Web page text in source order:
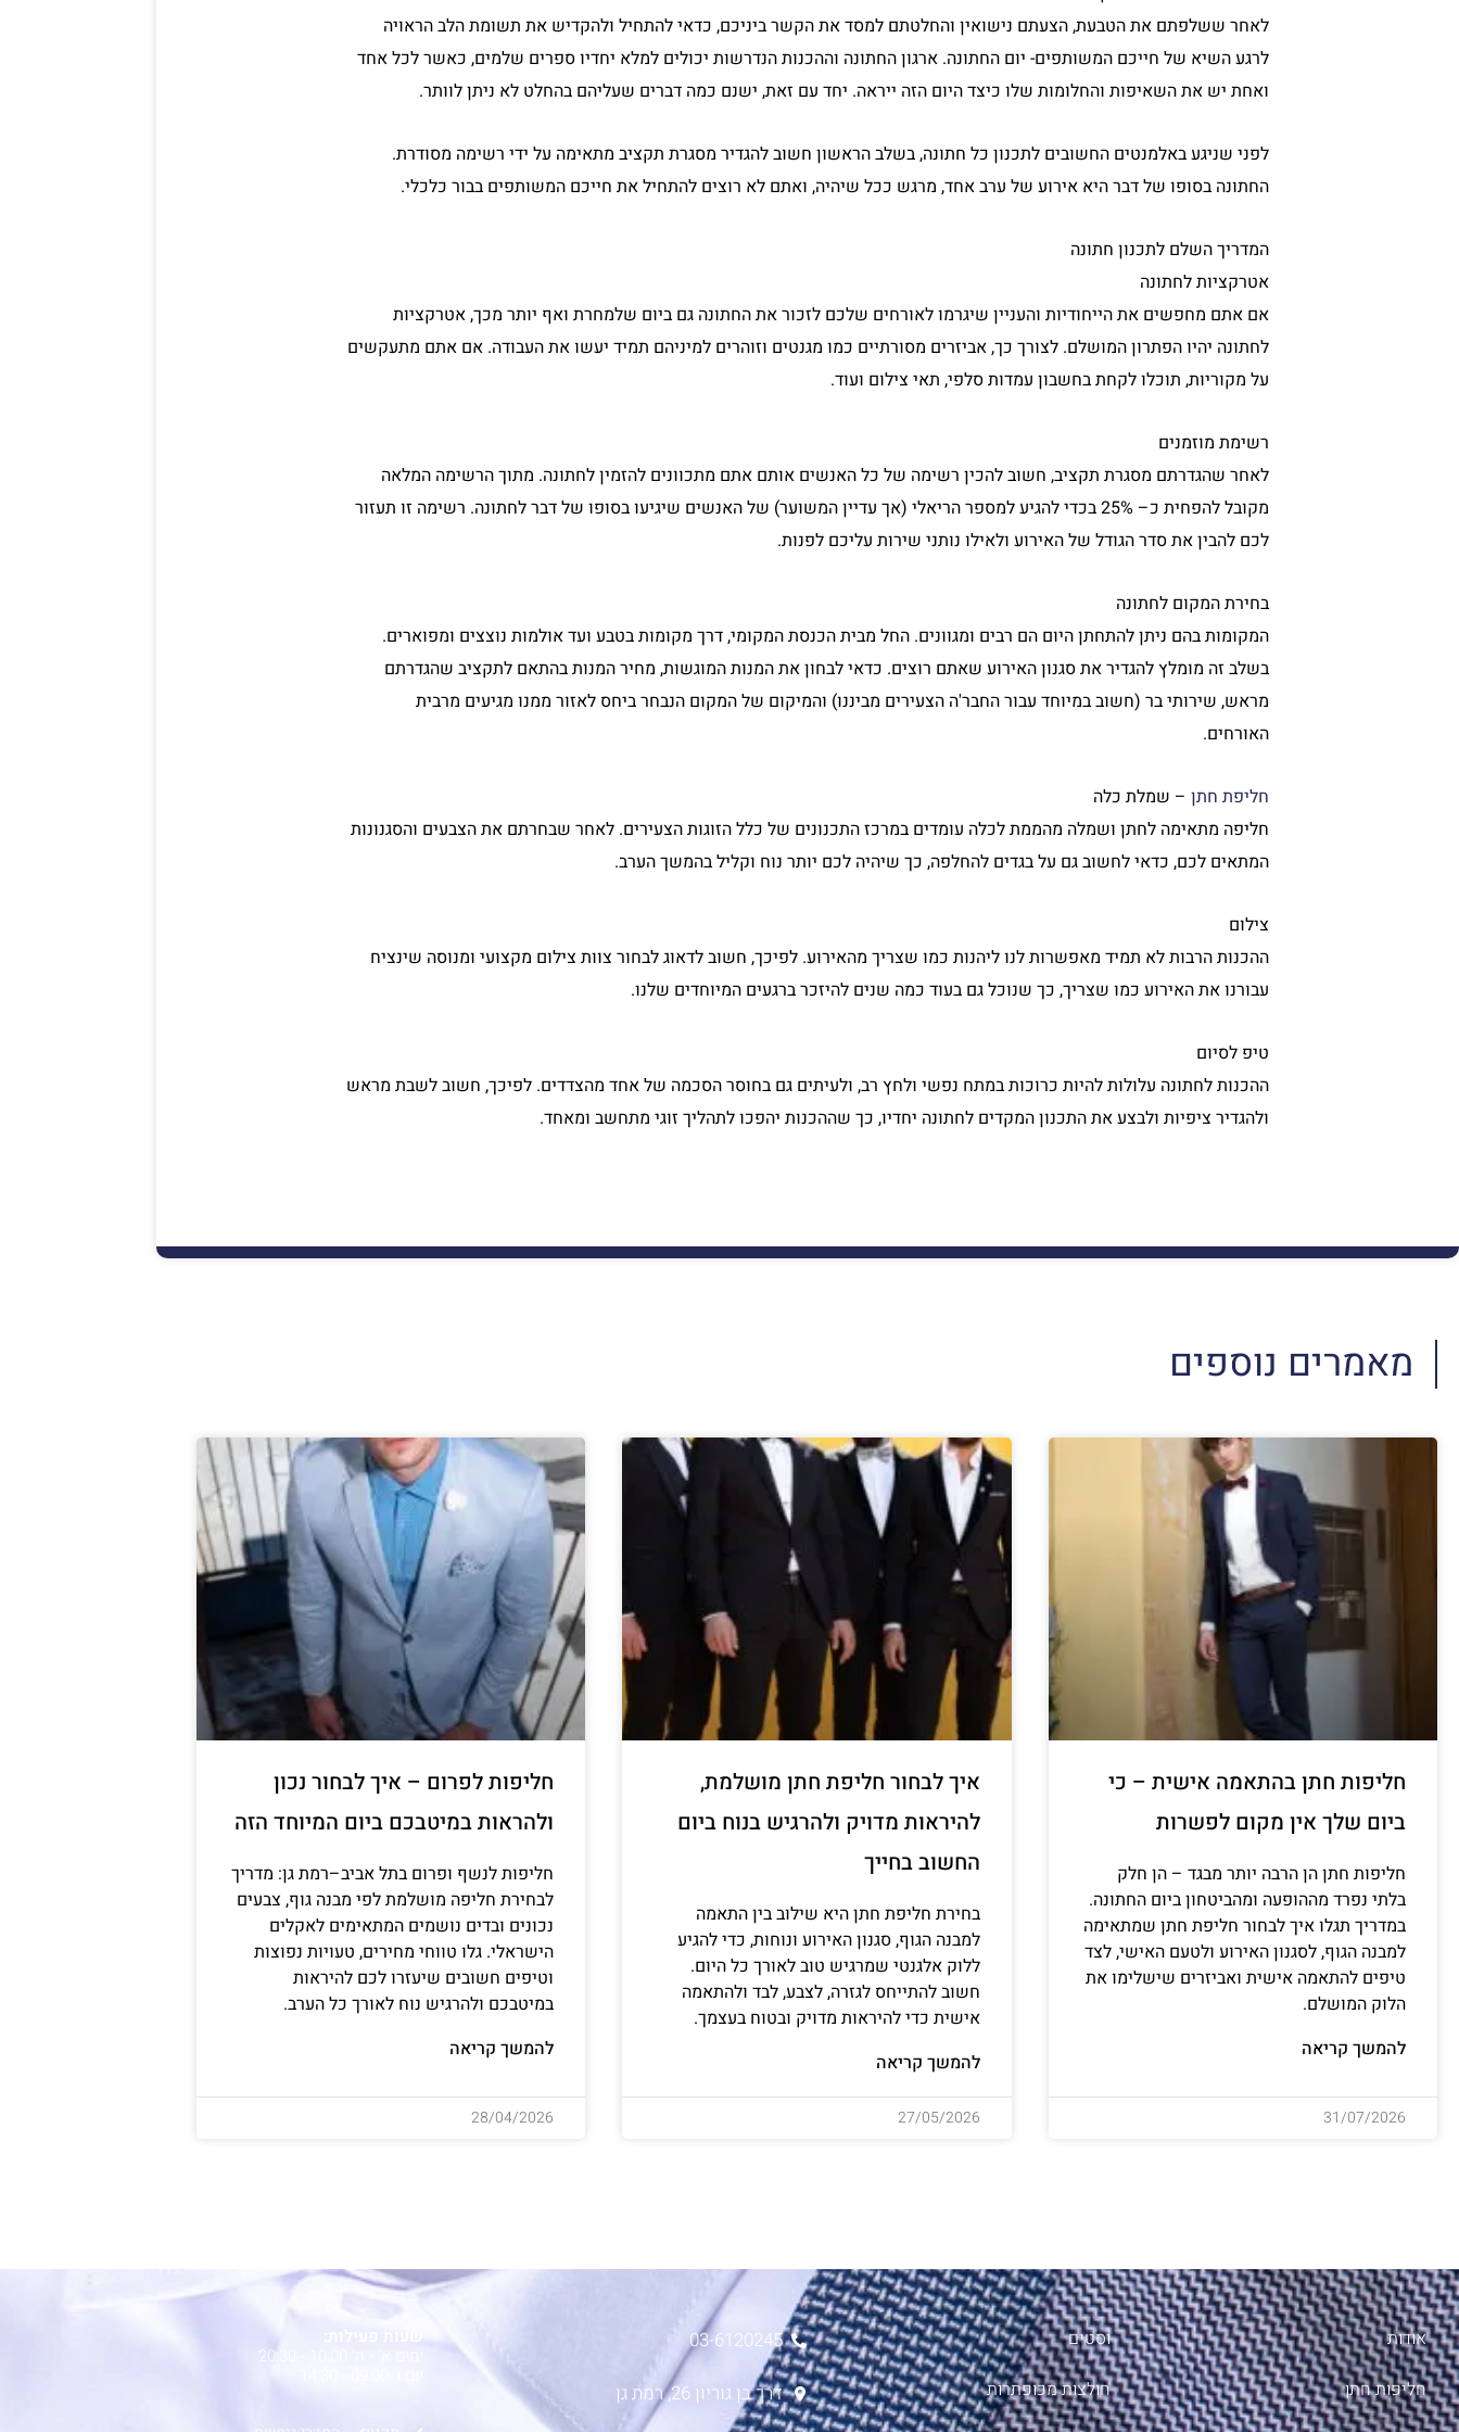
לאחר ששלפתם את הטבעת, הצעתם נישואין והחלטתם למסד את הקשר ביניכם, כדאי להתחיל ולהקדיש את תשומת הלב הראויה
לרגע השיא של חייכם המשותפים- יום החתונה. ארגון החתונה וההכנות הנדרשות יכולים למלא יחדיו ספרים שלמים, כאשר לכל אחד
ואחת יש את השאיפות והחלומות שלו כיצד היום הזה ייראה. יחד עם זאת, ישנם כמה דברים שעליהם בהחלט לא ניתן לוותר.
לפני שניגע באלמנטים החשובים לתכנון כל חתונה, בשלב הראשון חשוב להגדיר מסגרת תקציב מתאימה על ידי רשימה מסודרת.
החתונה בסופו של דבר היא אירוע של ערב אחד, מרגש ככל שיהיה, ואתם לא רוצים להתחיל את חייכם המשותפים בבור כלכלי.
המדריך השלם לתכנון חתונה
אטרקציות לחתונה
אם אתם מחפשים את הייחודיות והעניין שיגרמו לאורחים שלכם לזכור את החתונה גם ביום שלמחרת ואף יותר מכך, אטרקציות
לחתונה יהיו הפתרון המושלם. לצורך כך, אביזרים מסורתיים כמו מגנטים וזוהרים למיניהם תמיד יעשו את העבודה. אם אתם מתעקשים
על מקוריות, תוכלו לקחת בחשבון עמדות סלפי, תאי צילום ועוד.
רשימת מוזמנים
לאחר שהגדרתם מסגרת תקציב, חשוב להכין רשימה של כל האנשים אותם אתם מתכוונים להזמין לחתונה. מתוך הרשימה המלאה
מקובל להפחית כ– 25% בכדי להגיע למספר הריאלי (אך עדיין המשוער) של האנשים שיגיעו בסופו של דבר לחתונה. רשימה זו תעזור
לכם להבין את סדר הגודל של האירוע ולאילו נותני שירות עליכם לפנות.
בחירת המקום לחתונה
המקומות בהם ניתן להתחתן היום הם רבים ומגוונים. החל מבית הכנסת המקומי, דרך מקומות בטבע ועד אולמות נוצצים ומפוארים.
בשלב זה מומלץ להגדיר את סגנון האירוע שאתם רוצים. כדאי לבחון את המנות המוגשות, מחיר המנות בהתאם לתקציב שהגדרתם
מראש, שירותי בר (חשוב במיוחד עבור החבר'ה הצעירים מביננו) והמיקום של המקום הנבחר ביחס לאזור ממנו מגיעים מרבית
האורחים.
חליפת חתן – שמלת כלה
חליפה מתאימה לחתן ושמלה מהממת לכלה עומדים במרכז התכנונים של כלל הזוגות הצעירים. לאחר שבחרתם את הצבעים והסגנונות
המתאים לכם, כדאי לחשוב גם על בגדים להחלפה, כך שיהיה לכם יותר נוח וקליל בהמשך הערב.
צילום
ההכנות הרבות לא תמיד מאפשרות לנו ליהנות כמו שצריך מהאירוע. לפיכך, חשוב לדאוג לבחור צוות צילום מקצועי ומנוסה שינציח
עבורנו את האירוע כמו שצריך, כך שנוכל גם בעוד כמה שנים להיזכר ברגעים המיוחדים שלנו.
טיפ לסיום
ההכנות לחתונה עלולות להיות כרוכות במתח נפשי ולחץ רב, ולעיתים גם בחוסר הסכמה של אחד מהצדדים. לפיכך, חשוב לשבת מראש
ולהגדיר ציפיות ולבצע את התכנון המקדים לחתונה יחדיו, כך שההכנות יהפכו לתהליך זוגי מתחשב ומאחד.
מאמרים נוספים
חליפות חתן בהתאמה אישית – כי
ביום שלך אין מקום לפשרות
חליפות חתן הן הרבה יותר מבגד – הן חלק
בלתי נפרד מההופעה ומהביטחון ביום החתונה.
במדריך תגלו איך לבחור חליפת חתן שמתאימה
למבנה הגוף, לסגנון האירוע ולטעם האישי, לצד
טיפים להתאמה אישית ואביזרים שישלימו את
הלוק המושלם.
להמשך קריאה
31/07/2026
איך לבחור חליפת חתן מושלמת,
להיראות מדויק ולהרגיש בנוח ביום
החשוב בחייך
בחירת חליפת חתן היא שילוב בין התאמה
למבנה הגוף, סגנון האירוע ונוחות, כדי להגיע
ללוק אלגנטי שמרגיש טוב לאורך כל היום.
חשוב להתייחס לגזרה, לצבע, לבד ולהתאמה
אישית כדי להיראות מדויק ובטוח בעצמך.
להמשך קריאה
27/05/2026
חליפות לפרום – איך לבחור נכון
ולהראות במיטבכם ביום המיוחד הזה
חליפות לנשף ופרום בתל אביב–רמת גן: מדריך
לבחירת חליפה מושלמת לפי מבנה גוף, צבעים
נכונים ובדים נושמים המתאימים לאקלים
הישראלי. גלו טווחי מחירים, טעויות נפוצות
וטיפים חשובים שיעזרו לכם להיראות
במיטבכם ולהרגיש נוח לאורך כל הערב.
להמשך קריאה
28/04/2026
אודות
חליפות חתן
וסטים
חולצות מכופתרות
03-6120245
דרך בן גוריון 26, רמת גן
שעות פעילות: